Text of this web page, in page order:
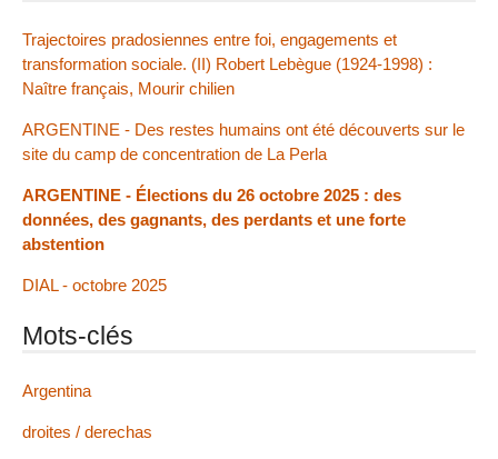
Trajectoires pradosiennes entre foi, engagements et
transformation sociale. (II) Robert Lebègue (1924-1998) :
Naître français, Mourir chilien
ARGENTINE - Des restes humains ont été découverts sur le
site du camp de concentration de La Perla
ARGENTINE - Élections du 26 octobre 2025 : des
données, des gagnants, des perdants et une forte
abstention
DIAL - octobre 2025
Mots-clés
Argentina
droites / derechas